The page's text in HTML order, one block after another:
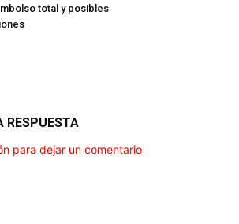
total y posibles
RESPUESTA
para dejar un comentario